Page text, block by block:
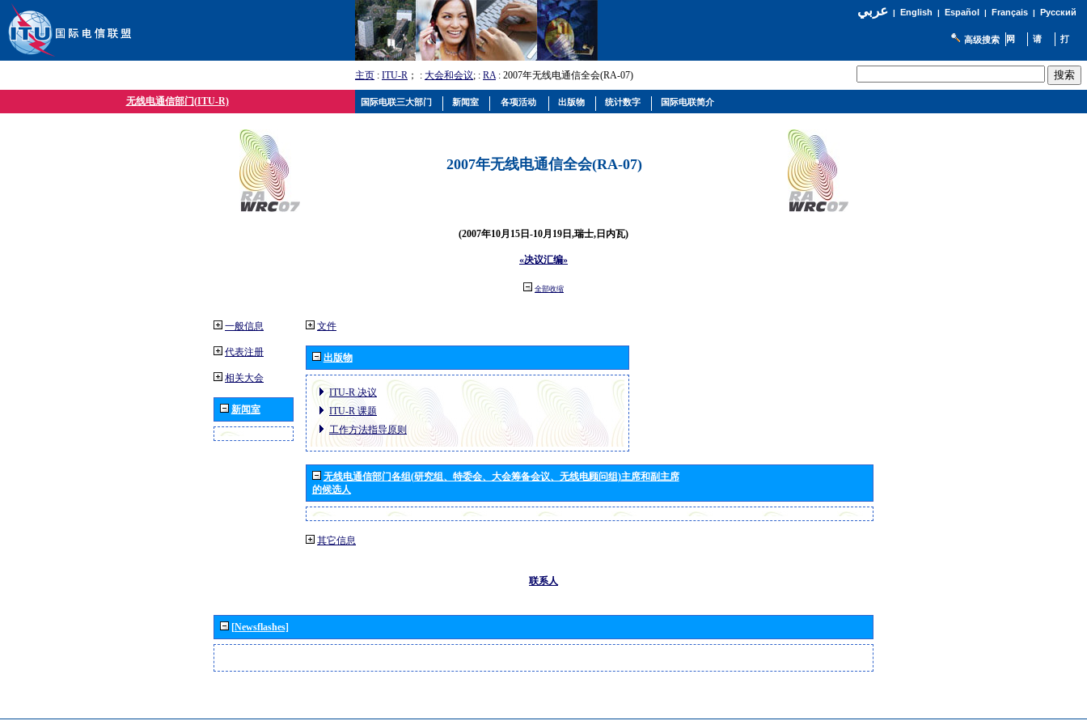
عربي| English | Español | Français| Русский
高级搜索
主页 : ITU-R ； : 大会和会议; : RA: 2007年无线电通信全会(RA-07)
无线电通信部门(ITU-R)
2007年无线电通信全会(RA-07)
(2007年10月15日-10月19日,瑞士,日内瓦)
«决议汇编»
全部收缩
一般信息
代表注册
相关大会
新闻室
文件
出版物
ITU-R 决议
ITU-R 课题
工作方法指导原则
无线电通信部门各组(研究组、特委会、大会筹备会议、无线电顾问组)主席和副主席
的候选人
其它信息
联系人
[Newsflashes]
国际电联三大部门 新闻室 各项活动 出版物 统计数字 国际电联简介